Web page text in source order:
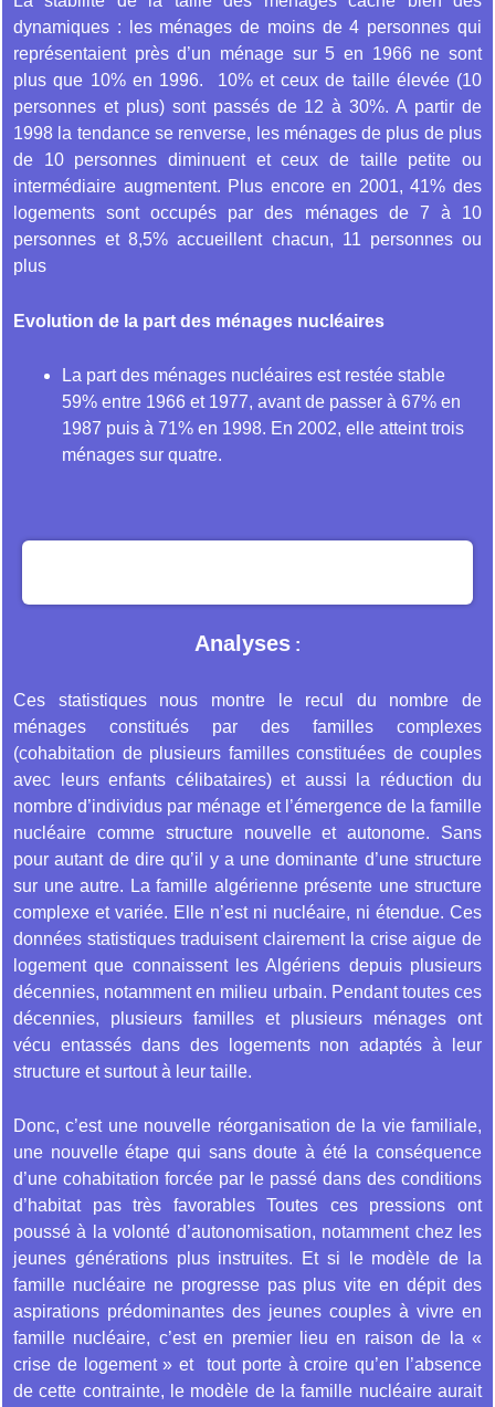
dynamiques : les ménages de moins de 4 personnes qui
représentaient près d’un ménage sur 5 en 1966 ne sont
plus que 10% en 1996. 10% et ceux de taille élevée (10
personnes et plus) sont passés de 12 à 30%. A partir de
1998 la tendance se renverse, les ménages de plus de plus
de 10 personnes diminuent et ceux de taille petite ou
intermédiaire augmentent. Plus encore en 2001, 41% des
logements sont occupés par des ménages de 7 à 10
personnes et 8,5% accueillent chacun, 11 personnes ou
plus
Evolution de la part des ménages nucléaires
La part des ménages nucléaires est restée stable
59% entre 1966 et 1977, avant de passer à 67% en
1987 puis à 71% en 1998. En 2002, elle atteint trois
ménages sur quatre.
Analyses :
Ces statistiques nous montre le recul du nombre de
ménages constitués par des familles complexes
(cohabitation de plusieurs familles constituées de couples
avec leurs enfants célibataires) et aussi la réduction du
nombre d’individus par ménage et l’émergence de la famille
nucléaire comme structure nouvelle et autonome. Sans
pour autant de dire qu’il y a une dominante d’une structure
sur une autre. La famille algérienne présente une structure
complexe et variée. Elle n’est ni nucléaire, ni étendue. Ces
données statistiques traduisent clairement la crise aigue de
logement que connaissent les Algériens depuis plusieurs
décennies, notamment en milieu urbain. Pendant toutes ces
décennies, plusieurs familles et plusieurs ménages ont
vécu entassés dans des logements non adaptés à leur
structure et surtout à leur taille.
Donc, c’est une nouvelle réorganisation de la vie familiale,
une nouvelle étape qui sans doute à été la conséquence
d’une cohabitation forcée par le passé dans des conditions
d’habitat pas très favorables Toutes ces pressions ont
poussé à la volonté d’autonomisation, notamment chez les
jeunes générations plus instruites. Et si le modèle de la
famille nucléaire ne progresse pas plus vite en dépit des
aspirations prédominantes des jeunes couples à vivre en
famille nucléaire, c’est en premier lieu en raison de la «
crise de logement » et tout porte à croire qu’en l’absence
de cette contrainte, le modèle de la famille nucléaire aurait